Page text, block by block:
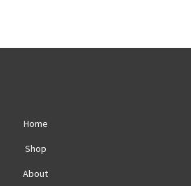
Home
Shop
About